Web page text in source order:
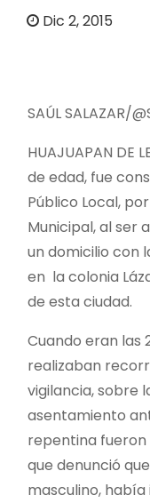
Dic 2, 2015
SAÚL SALAZAR/
HUAJUAPAN DE
de edad, fue
Público Local,
Municipal, al ser
un domicilio con
en la colonia
de esta ciudad.
Cuando eran las
realizaban
vigilancia, sobre
asentamiento
repentina
que denunció
masculino, había